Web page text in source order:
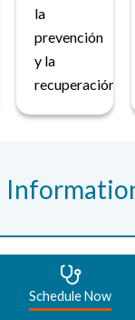
la
prevención
y la
recuperación.
Care
Urgent Care
conditions.
Schedule Now